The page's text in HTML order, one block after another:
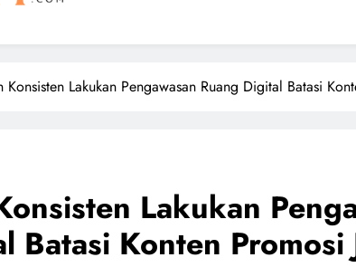
Konsisten Lakukan Pengawasan Ruang Digital Batasi
Lakukan
Batasi Konten